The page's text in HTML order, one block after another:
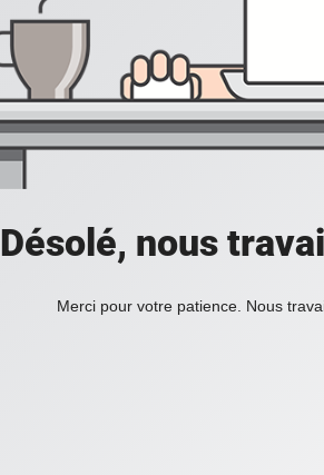
Désolé, nous
Merci pour votre patience. Nous